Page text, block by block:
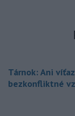
Tárnok: Ani
bezkonfliktné